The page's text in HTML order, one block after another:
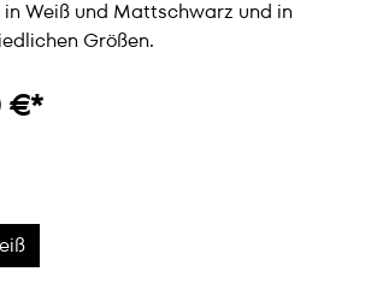
in Weiß und Mattschwarz und in
Größen.
€*